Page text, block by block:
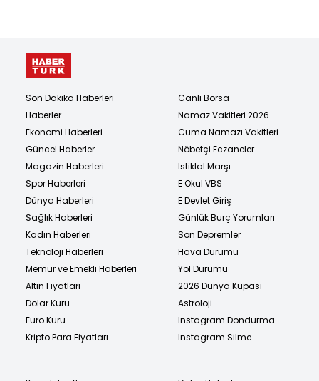
Son Dakika Haberleri
Haberler
Ekonomi Haberleri
Güncel Haberler
Magazin Haberleri
Spor Haberleri
Dünya Haberleri
Sağlık Haberleri
Kadın Haberleri
Teknoloji Haberleri
Memur ve Emekli Haberleri
Altın Fiyatları
Dolar Kuru
Euro Kuru
Kripto Para Fiyatları
Canlı Borsa
Namaz Vakitleri 2026
Cuma Namazı Vakitleri
Nöbetçi Eczaneler
İstiklal Marşı
E Okul VBS
E Devlet Giriş
Günlük Burç Yorumları
Son Depremler
Hava Durumu
Yol Durumu
2026 Dünya Kupası
Astroloji
Instagram Dondurma
Instagram Silme